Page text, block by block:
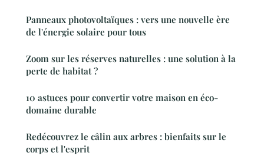
Panneaux photovoltaïques : vers une nouvelle ère
de l'énergie solaire pour tous
Zoom sur les réserves naturelles : une solution à la
perte de habitat ?
10 astuces pour convertir votre maison en éco-
domaine durable
Redécouvrez le câlin aux arbres : bienfaits sur le
corps et l'esprit